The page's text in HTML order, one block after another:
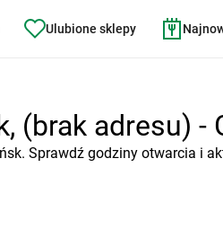
Ulubione sklepy
(brak adresu)
Sprawdź godziny otwarcia i